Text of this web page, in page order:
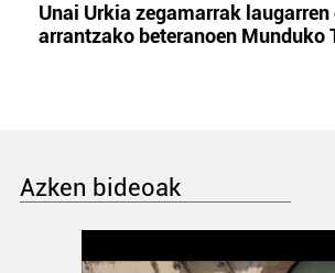
Unai Urkia zegamarrak
arrantzako beteranoen Munduko
Azken bideoak